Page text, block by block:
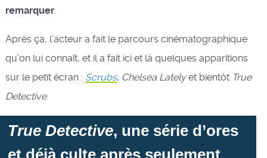
remarquer.
Après ça, l’acteur a fait le parcours cinématographique
qu’on lui connaît, et il a fait ici et là quelques apparitions
sur le petit écran : Scrubs, Chelsea Latelyet bientôt True
Detective.
True Detective, une série d’ores